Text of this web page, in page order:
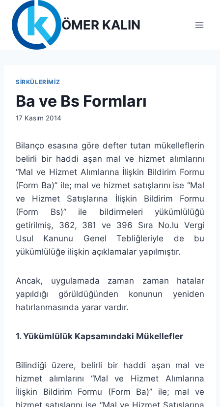
content
ÖMER KALIN
SIRKÜLERIMIZ
Ba ve Bs Formları
By
17 Kasım 2014
Bilanço esasına göre defter tutan mükelleflerin
belirli bir haddi aşan mal ve hizmet alımlarını
“Mal ve Hizmet Alımlarına İlişkin Bildirim Formu
(Form Ba)” ile; mal ve hizmet satışlarını ise “Mal
ve Hizmet Satışlarına İlişkin Bildirim Formu
(Form Bs)” ile bildirmeleri yükümlülüğü
getirilmiş, 362, 381 ve 396 Sıra No.lu Vergi
Usul Kanunu Genel Tebliğleriyle de bu
yükümlülüğe ilişkin açıklamalar yapılmıştır.
Ancak, uygulamada zaman zaman hatalar
yapıldığı görüldüğünden konunun yeniden
hatırlanmasında yarar vardır.
1. Yükümlülük Kapsamındaki Mükellefler
Bilindiği üzere, belirli bir haddi aşan mal ve
hizmet alımlarını “Mal ve Hizmet Alımlarına
İlişkin Bildirim Formu (Form Ba)” ile; mal ve
hizmet satışlarını ise “Mal ve Hizmet Satışlarına